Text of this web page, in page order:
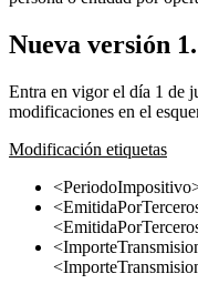
Nueva versión
Entra en vigor el día 1 de
modificaciones en el
Modificación etiquetas